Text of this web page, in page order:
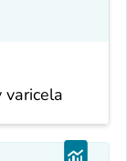
varicela